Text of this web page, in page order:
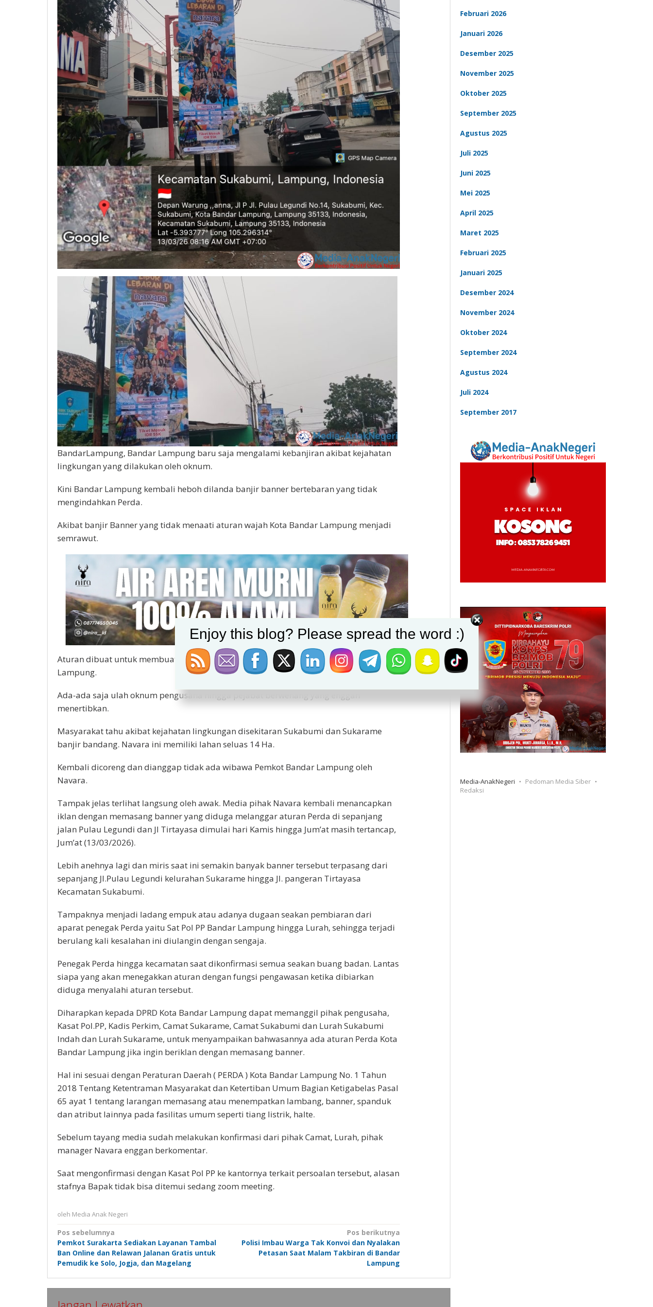
BandarLampung, Bandar Lampung baru saja mengalami kebanjiran akibat kejahatan
lingkungan yang dilakukan oleh oknum.
Kini Bandar Lampung kembali heboh dilanda banjir banner bertebaran yang tidak
mengindahkan Perda.
Akibat banjir Banner yang tidak menaati aturan wajah Kota Bandar Lampung menjadi
semrawut.
Aturan dibuat untuk membuat keamanan, ketertiban, keindahan tata Kota Bandar
Lampung.
Ada-ada saja ulah oknum pengusaha hingga pejabat berwenang yang enggan
menertibkan.
Masyarakat tahu akibat kejahatan lingkungan disekitaran Sukabumi dan Sukarame
banjir bandang. Navara ini memiliki lahan seluas 14 Ha.
Kembali dicoreng dan dianggap tidak ada wibawa Pemkot Bandar Lampung oleh
Navara.
Tampak jelas terlihat langsung oleh awak. Media pihak Navara kembali menancapkan
iklan dengan memasang banner yang diduga melanggar aturan Perda di sepanjang
jalan Pulau Legundi dan Jl Tirtayasa dimulai hari Kamis hingga Jum’at masih tertancap,
Jum’at (13/03/2026).
Lebih anehnya lagi dan miris saat ini semakin banyak banner tersebut terpasang dari
sepanjang Jl.Pulau Legundi kelurahan Sukarame hingga Jl. pangeran Tirtayasa
Kecamatan Sukabumi.
Tampaknya menjadi ladang empuk atau adanya dugaan seakan pembiaran dari
aparat penegak Perda yaitu Sat Pol PP Bandar Lampung hingga Lurah, sehingga terjadi
berulang kali kesalahan ini diulangin dengan sengaja.
Penegak Perda hingga kecamatan saat dikonfirmasi semua seakan buang badan. Lantas
siapa yang akan menegakkan aturan dengan fungsi pengawasan ketika dibiarkan
diduga menyalahi aturan tersebut.
Diharapkan kepada DPRD Kota Bandar Lampung dapat memanggil pihak pengusaha,
Kasat Pol.PP, Kadis Perkim, Camat Sukarame, Camat Sukabumi dan Lurah Sukabumi
Indah dan Lurah Sukarame, untuk menyampaikan bahwasannya ada aturan Perda Kota
Bandar Lampung jika ingin beriklan dengan memasang banner.
Hal ini sesuai dengan Peraturan Daerah ( PERDA ) Kota Bandar Lampung No. 1 Tahun
2018 Tentang Ketentraman Masyarakat dan Ketertiban Umum Bagian Ketigabelas Pasal
65 ayat 1 tentang larangan memasang atau menempatkan lambang, banner, spanduk
dan atribut lainnya pada fasilitas umum seperti tiang listrik, halte.
Sebelum tayang media sudah melakukan konfirmasi dari pihak Camat, Lurah, pihak
manager Navara enggan berkomentar.
Saat mengonfirmasi dengan Kasat Pol PP ke kantornya terkait persoalan tersebut, alasan
stafnya Bapak tidak bisa ditemui sedang zoom meeting.
oleh Media Anak Negeri
Navigasi
pos
Pos sebelumnya
Pemkot Surakarta Sediakan Layanan Tambal
Ban Online dan Relawan Jalanan Gratis untuk
Pemudik ke Solo, Jogja, dan Magelang
Pos berikutnya
Polisi Imbau Warga Tak Konvoi dan Nyalakan
Petasan Saat Malam Takbiran di Bandar
Lampung
Februari 2026
Januari 2026
Desember 2025
November 2025
Oktober 2025
September 2025
Agustus 2025
Juli 2025
Juni 2025
Mei 2025
April 2025
Maret 2025
Februari 2025
Januari 2025
Desember 2024
November 2024
Oktober 2024
September 2024
Agustus 2024
Juli 2024
September 2017
Media-AnakNegeri
Pedoman Media Siber
Redaksi
Enjoy this blog? Please spread the word :)